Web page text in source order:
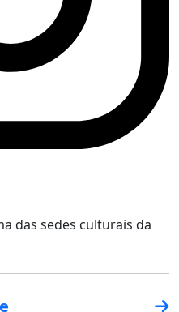
das sedes culturais da